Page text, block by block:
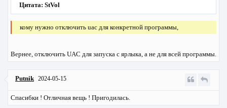
Цитата: StVol
кому нужно отключить uac для конкретной программы,
Вернее, отключить UAC для запуска с ярлыка, а не для всей программы.
Putnik 2024-05-15
Спасибки ! Отличная вещь ! Пригодилась.